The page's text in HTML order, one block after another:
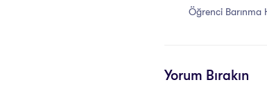
Öğrenci Barınma
Yorum Bırakın